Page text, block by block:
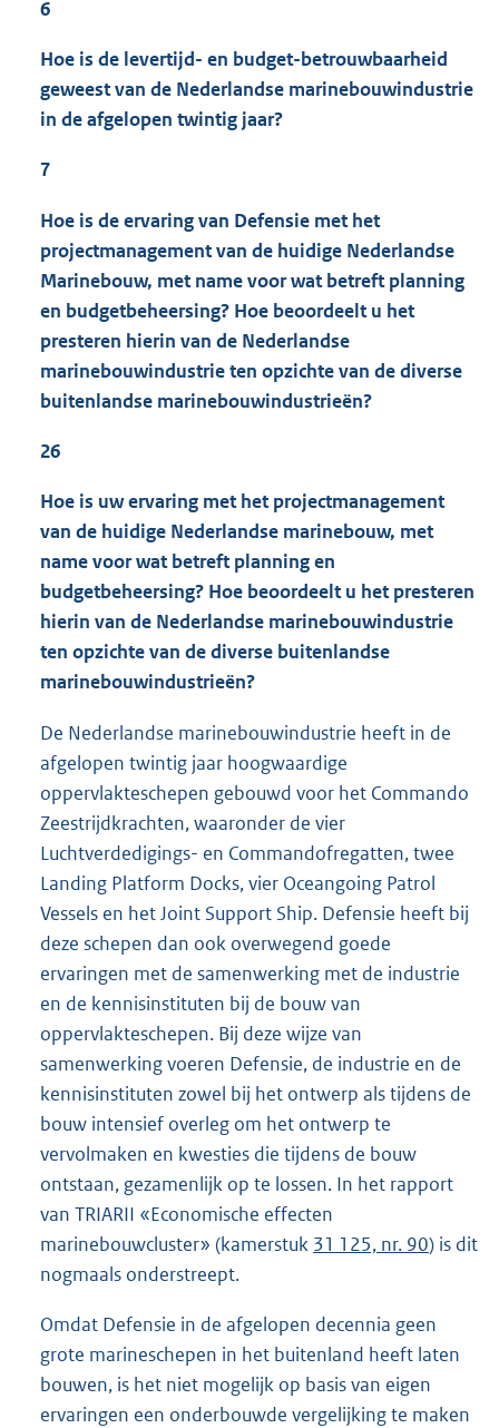
6
Hoe is de levertijd- en budget-betrouwbaarheid
geweest van de Nederlandse marinebouwindustrie
in de afgelopen twintig jaar?
7
Hoe is de ervaring van Defensie met het
projectmanagement van de huidige Nederlandse
Marinebouw, met name voor wat betreft planning
en budgetbeheersing? Hoe beoordeelt u het
presteren hierin van de Nederlandse
marinebouwindustrie ten opzichte van de diverse
buitenlandse marinebouwindustrieën?
26
Hoe is uw ervaring met het projectmanagement
van de huidige Nederlandse marinebouw, met
name voor wat betreft planning en
budgetbeheersing? Hoe beoordeelt u het presteren
hierin van de Nederlandse marinebouwindustrie
ten opzichte van de diverse buitenlandse
marinebouwindustrieën?
De Nederlandse marinebouwindustrie heeft in de
afgelopen twintig jaar hoogwaardige
oppervlakteschepen gebouwd voor het Commando
Zeestrijdkrachten, waaronder de vier
Luchtverdedigings- en Commandofregatten, twee
Landing Platform Docks, vier Oceangoing Patrol
Vessels en het Joint Support Ship. Defensie heeft bij
deze schepen dan ook overwegend goede
ervaringen met de samenwerking met de industrie
en de kennisinstituten bij de bouw van
oppervlakteschepen. Bij deze wijze van
samenwerking voeren Defensie, de industrie en de
kennisinstituten zowel bij het ontwerp als tijdens de
bouw intensief overleg om het ontwerp te
vervolmaken en kwesties die tijdens de bouw
ontstaan, gezamenlijk op te lossen. In het rapport
van TRIARII «Economische effecten
marinebouwcluster» (kamerstuk 31 125, nr. 90) is dit
nogmaals onderstreept.
Omdat Defensie in de afgelopen decennia geen
grote marineschepen in het buitenland heeft laten
bouwen, is het niet mogelijk op basis van eigen
ervaringen een onderbouwde vergelijking te maken